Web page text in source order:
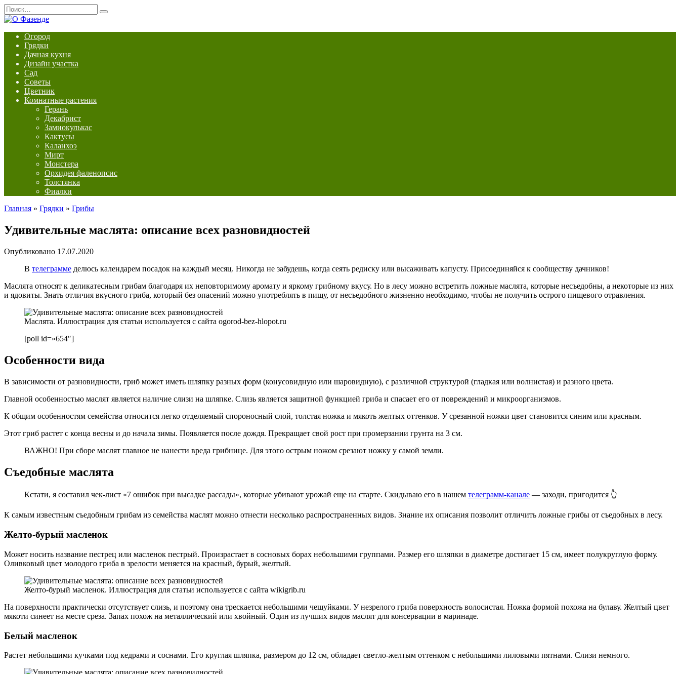
Перейти
к
содержанию
Search
for:
Огород
Грядки
Дачная кухня
Дизайн участка
Сад
Советы
Цветник
Комнатные растения
Герань
Декабрист
Замиокулькас
Кактусы
Каланхоэ
Мирт
Монстера
Орхидея фаленопсис
Толстянка
Фиалки
Главная » Грядки » Грибы
Удивительные маслята: описание всех разновидностей
Опубликовано 17.07.2020
В телеграмме делюсь календарем посадок на каждый месяц. Никогда не забудешь, когда сеять редиску или высаживать капусту. Присоединяйся к сообществу дачников!
Маслята относят к деликатесным грибам благодаря их неповторимому аромату и яркому грибному вкусу. Но в лесу можно встретить ложные маслята, которые несъедобны, а некоторые из них
и ядовиты. Знать отличия вкусного гриба, который без опасений можно употреблять в пищу, от несъедобного жизненно необходимо, чтобы не получить острого пищевого отравления.
Маслята. Иллюстрация для статьи используется с сайта ogorod-bez-hlopot.ru
[poll id=»654″]
Особенности вида
В зависимости от разновидности, гриб может иметь шляпку разных форм (конусовидную или шаровидную), с различной структурой (гладкая или волнистая) и разного цвета.
Главной особенностью маслят является наличие слизи на шляпке. Слизь является защитной функцией гриба и спасает его от повреждений и микроорганизмов.
К общим особенностям семейства относится легко отделяемый спороносный слой, толстая ножка и мякоть желтых оттенков. У срезанной ножки цвет становится синим или красным.
Этот гриб растет с конца весны и до начала зимы. Появляется после дождя. Прекращает свой рост при промерзании грунта на 3 см.
ВАЖНО! При сборе маслят главное не нанести вреда грибнице. Для этого острым ножом срезают ножку у самой земли.
Съедобные маслята
Кстати, я составил чек-лист «7 ошибок при высадке рассады», которые убивают урожай еще на старте. Скидываю его в нашем телеграмм-канале — заходи, пригодится 👆
К самым известным съедобным грибам из семейства маслят можно отнести несколько распространенных видов. Знание их описания позволит отличить ложные грибы от съедобных в лесу.
Желто-бурый масленок
Может носить название пестрец или масленок пестрый. Произрастает в сосновых борах небольшими группами. Размер его шляпки в диаметре достигает 15 см, имеет полукруглую форму.
Оливковый цвет молодого гриба в зрелости меняется на красный, бурый, желтый.
Желто-бурый масленок. Иллюстрация для статьи используется с сайта wikigrib.ru
На поверхности практически отсутствует слизь, и поэтому она трескается небольшими чешуйками. У незрелого гриба поверхность волосистая. Ножка формой похожа на булаву. Желтый цвет
мякоти синеет на месте среза. Запах похож на металлический или хвойный. Один из лучших видов маслят для консервации в маринаде.
Белый масленок
Растет небольшими кучками под кедрами и соснами. Его круглая шляпка, размером до 12 см, обладает светло-желтым оттенком с небольшими лиловыми пятнами. Слизи немного.